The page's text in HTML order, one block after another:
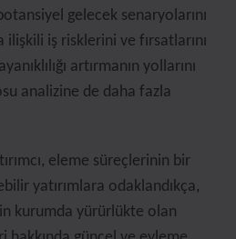
gelecek senaryolarını
iş risklerini ve fırsatlarını
artırmanın yollarını
analizine de daha fazla
eleme süreçlerinin bir
yatırımlara odaklandıkça,
kurumda yürürlükte olan